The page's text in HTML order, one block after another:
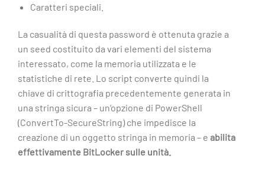
Caratteri speciali.
La casualità di questa password è ottenuta grazie a
un seed costituito da vari elementi del sistema
interessato, come la memoria utilizzata e le
statistiche di rete. Lo script converte quindi la
chiave di crittografia precedentemente generata in
una stringa sicura – un’opzione di PowerShell
(ConvertTo-SecureString) che impedisce la
creazione di un oggetto stringa in memoria – e abilita
effettivamente BitLocker sulle unità.